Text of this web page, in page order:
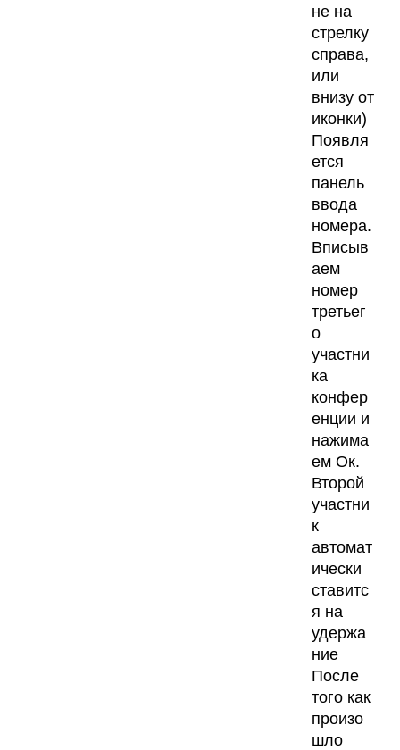
не на
стрелку
справа,
или
внизу от
иконки)
Появля
ется
панель
ввода
номера.
Вписыв
аем
номер
третьег
о
участни
ка
конфер
енции и
нажима
ем Ок.
Второй
участни
к
автомат
ически
ставитс
я на
удержа
ние
После
того как
произо
шло